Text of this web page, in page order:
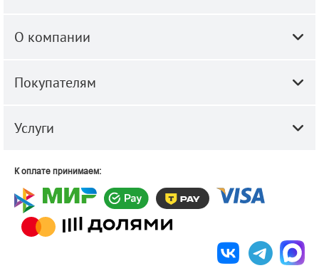
О компании
Покупателям
Услуги
К оплате принимаем: